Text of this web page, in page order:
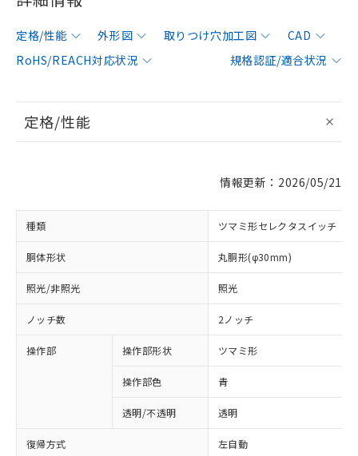
定格/性能 外形図 取りつけ穴加工図
CAD
RoHS/REACH対応状況
規格認証/適合状況
定格/性能
情報更新：2026/05/21
種類 ツマミ形セレクタスイッチ
胴体形状 丸胴形(φ30mm)
照光/非照光 照光
ノッチ数 2ノッチ
操作部 操作部形状 ツマミ形
操作部色 青
透明/不透明 透明
復帰方式 左自動